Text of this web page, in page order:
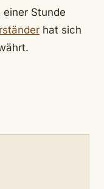
Stunde
hat sich